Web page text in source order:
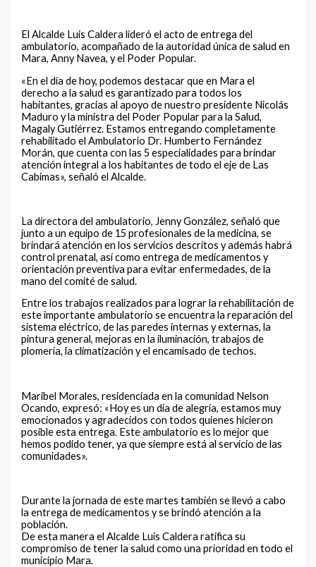
El Alcalde Luis Caldera lideró el acto de entrega del
ambulatorio, acompañado de la autoridad única de salud en
Mara, Anny Navea, y el Poder Popular.
«En el día de hoy, podemos destacar que en Mara el
derecho a la salud es garantizado para todos los
habitantes, gracias al apoyo de nuestro presidente Nicolás
Maduro y la ministra del Poder Popular para la Salud,
Magaly Gutiérrez. Estamos entregando completamente
rehabilitado el Ambulatorio Dr. Humberto Fernández
Morán, que cuenta con las 5 especialidades para brindar
atención integral a los habitantes de todo el eje de Las
Cabimas», señaló el Alcalde.
La directora del ambulatorio, Jenny González, señaló que
junto a un equipo de 15 profesionales de la medicina, se
brindará atención en los servicios descritos y además habrá
control prenatal, así como entrega de medicamentos y
orientación preventiva para evitar enfermedades, de la
mano del comité de salud.
Entre los trabajos realizados para lograr la rehabilitación de
este importante ambulatorio se encuentra la reparación del
sistema eléctrico, de las paredes internas y externas, la
pintura general, mejoras en la iluminación, trabajos de
plomería, la climatización y el encamisado de techos.
Maribel Morales, residenciada en la comunidad Nelson
Ocando, expresó: «Hoy es un día de alegría, estamos muy
emocionados y agradecidos con todos quienes hicieron
posible esta entrega. Este ambulatorio es lo mejor que
hemos podido tener, ya que siempre está al servicio de las
comunidades».
Durante la jornada de este martes también se llevó a cabo
la entrega de medicamentos y se brindó atención a la
población.
De esta manera el Alcalde Luis Caldera ratifica su
compromiso de tener la salud como una prioridad en todo el
municipio Mara.